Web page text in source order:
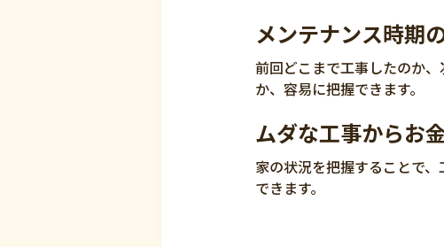
メンテナンス時期
前回どこまで工事したのか
か、容易に把握できます。
ムダな工事からお
家の状況を把握することで
できます。